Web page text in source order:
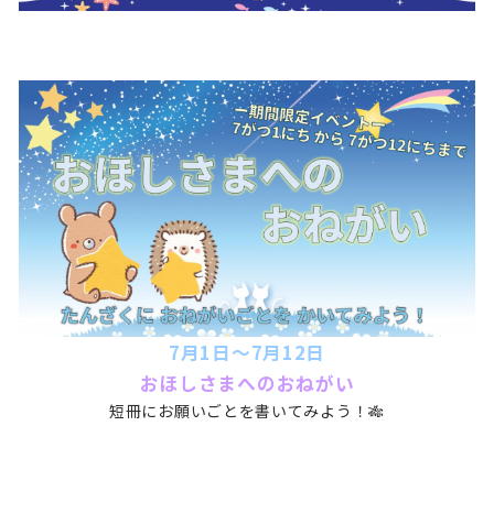
7月1日～7月12日
おほしさまへのおねがい
短冊にお願いごとを書いてみよう！🎋